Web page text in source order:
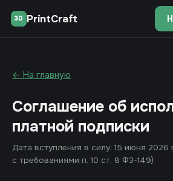
3D PrintCraft
← На главную
Соглашение об
платной подписки
Дата вступления в силу: 15 июня 2026
с требованиями п. 10 ст. 8 ФЗ-149)